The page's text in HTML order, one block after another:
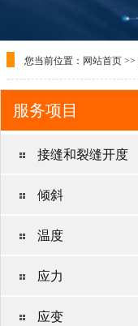
您当前位置： 网站首页 >>
服务项目
接缝和裂缝开度
倾斜
温度
应力
应变